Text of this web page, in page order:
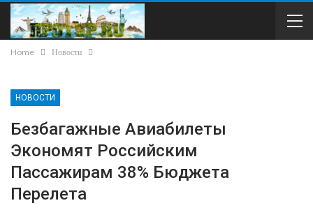
Home Новости
НОВОСТИ
Безбагажные Авиабилеты
Экономят Российским
Пассажирам 38% Бюджета
Перелета